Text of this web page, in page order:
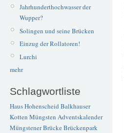
Jahrhunderthochwasser der
Wupper?
Solingen und seine Brücken
Einzug der Rollatoren!
Lurchi
mehr
Schlagwortliste
Haus Hohenscheid Balkhauser
Kotten Müngsten Adventskalender
Müngstener BrückeBrückenpark